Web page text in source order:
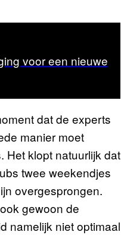
voor een nieuwe
dat de experts
manier moet
Het klopt natuurlijk dat
twee weekendjes
overgesprongen.
gewoon de
namelijk niet optimaal